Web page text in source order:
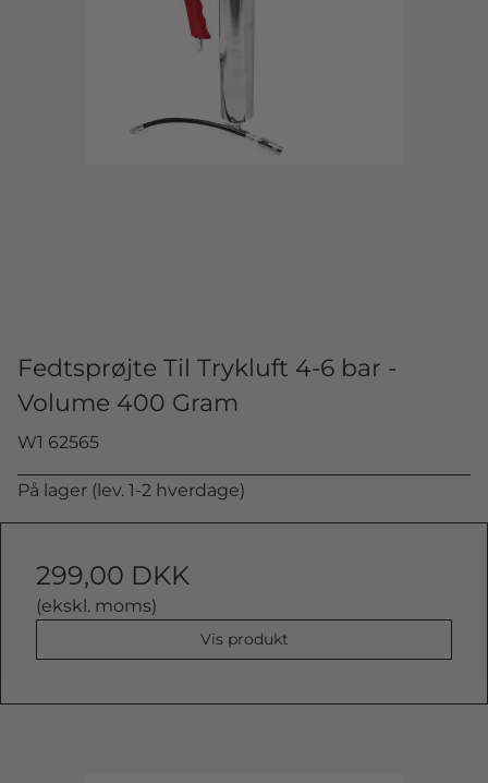
Fedtsprøjte Til Trykluft 4-6 bar -
Volume 400 Gram
W1 62565
På lager (lev. 1-2 hverdage)
299,00 DKK
(ekskl. moms)
Vis produkt